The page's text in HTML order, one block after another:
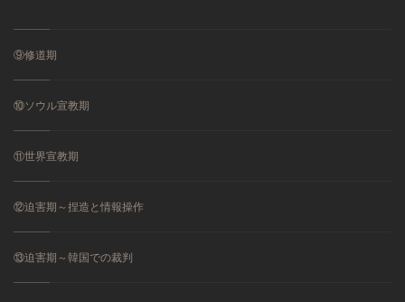
⑨修道期
⑩ソウル宣教期
⑪世界宣教期
⑫迫害期～捏造と情報操作
⑬迫害期～韓国での裁判